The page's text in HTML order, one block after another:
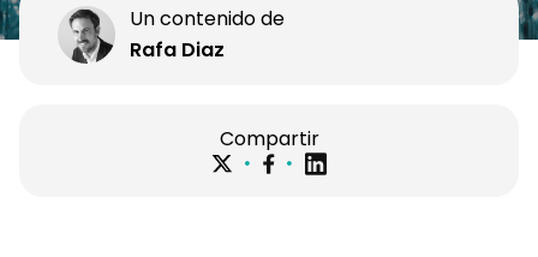
Un contenido de
Rafa Diaz
Compartir